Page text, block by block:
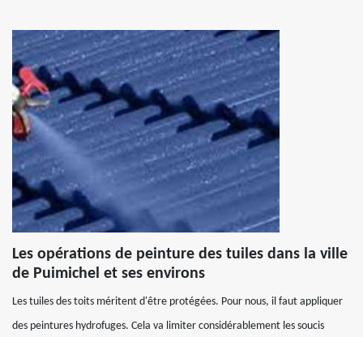
Les opérations de peinture des tuiles dans la ville
de Puimichel et ses environs
Les tuiles des toits méritent d'être protégées. Pour nous, il faut appliquer
des peintures hydrofuges. Cela va limiter considérablement les soucis